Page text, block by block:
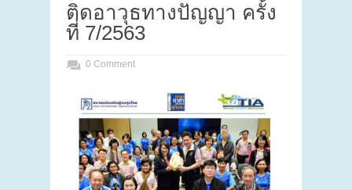
ติดอาวุธทางปัญญา ครั้ง
ที่ 7/2563
0 Comment